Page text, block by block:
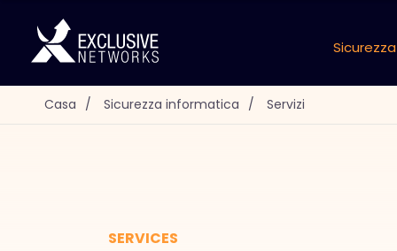
Casa / Sicurezza informatica / Servizi
SERVICES